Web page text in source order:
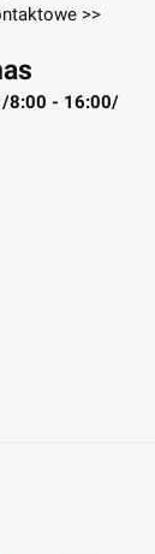
>>
/8:00 - 16:00/